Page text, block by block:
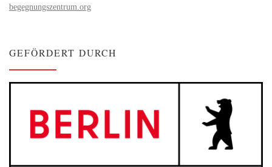
begegnungszentrum.org
GEFÖRDERT DURCH